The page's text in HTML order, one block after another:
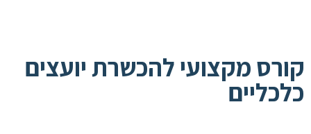
קורס מקצועי להכשרת יועצים
כלכליים​